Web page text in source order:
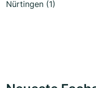
Nürtingen (1)